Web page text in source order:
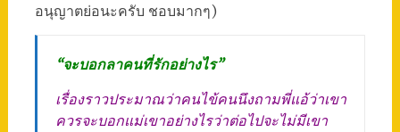
อนุญาตย่อนะครับ ชอบมากๆ)
“จะบอกลาคนที่รักอย่างไร”
เรื่องราวประมาณว่าคนไข้คนนึงถามพี่แอ้ว่าเขา
ควรจะบอกแม่เขาอย่างไรว่าต่อไปจะไม่มีเขา